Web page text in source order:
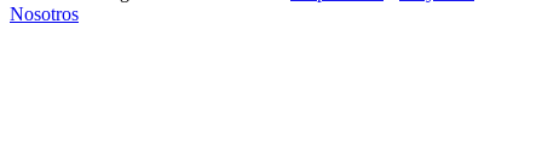
Nosotros